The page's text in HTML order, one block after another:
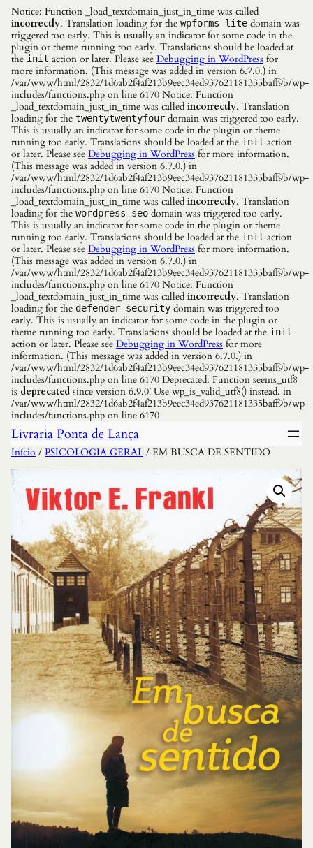
Notice: Function _load_textdomain_just_in_time was called
incorrectly. Translation loading for the wpforms-lite domain was
triggered too early. This is usually an indicator for some code in the
plugin or theme running too early. Translations should be loaded at
the init action or later. Please see Debugging in WordPress for
more information. (This message was added in version 6.7.0.) in
/var/www/html/2832/1d6ab2f4af213b9eec34ed937621181335baff9b/wp-
includes/functions.php on line 6170 Notice: Function
_load_textdomain_just_in_time was called incorrectly. Translation
loading for the twentytwentyfour domain was triggered too early.
This is usually an indicator for some code in the plugin or theme
running too early. Translations should be loaded at the init action
or later. Please see Debugging in WordPress for more information.
(This message was added in version 6.7.0.) in
/var/www/html/2832/1d6ab2f4af213b9eec34ed937621181335baff9b/wp-
includes/functions.php on line 6170 Notice: Function
_load_textdomain_just_in_time was called incorrectly. Translation
loading for the wordpress-seo domain was triggered too early.
This is usually an indicator for some code in the plugin or theme
running too early. Translations should be loaded at the init action
or later. Please see Debugging in WordPress for more information.
(This message was added in version 6.7.0.) in
/var/www/html/2832/1d6ab2f4af213b9eec34ed937621181335baff9b/wp-
includes/functions.php on line 6170 Notice: Function
_load_textdomain_just_in_time was called incorrectly. Translation
loading for the defender-security domain was triggered too
early. This is usually an indicator for some code in the plugin or
theme running too early. Translations should be loaded at the init
action or later. Please see Debugging in WordPress for more
information. (This message was added in version 6.7.0.) in
/var/www/html/2832/1d6ab2f4af213b9eec34ed937621181335baff9b/wp-
includes/functions.php on line 6170 Deprecated: Function seems_utf8
is deprecated since version 6.9.0! Use wp_is_valid_utf8() instead. in
/var/www/html/2832/1d6ab2f4af213b9eec34ed937621181335baff9b/wp-
includes/functions.php on line 6170
Livraria Ponta de Lança
Início / PSICOLOGIA GERAL/ EM BUSCA DE SENTIDO